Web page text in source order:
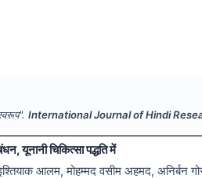
International Journal of Hindi
चिकित्सा पद्धति में
आलम, मोहम्मद वसीम अहमद, अनिर्बन